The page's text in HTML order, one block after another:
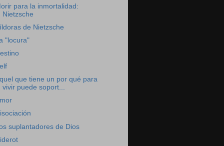
para la inmortalidad:
Nietzsche
de Nietzsche
"locura"
que tiene un por qué para
vivir puede soport...
suplantadores de Dios